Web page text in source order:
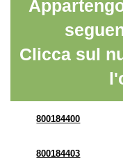
Clicca sul
800184400
800184403